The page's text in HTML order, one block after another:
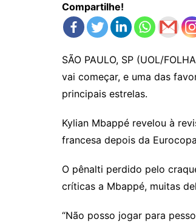
Compartilhe!
SÃO PAULO, SP (UOL/
vai começar, e uma das
principais estrelas.
Kylian Mbappé revelou à
francesa depois da
O pênalti perdido pelo
críticas a Mbappé, muitas
“Não posso jogar para